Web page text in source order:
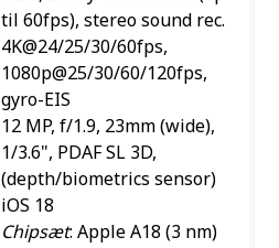
til 60fps), stereo sound rec.
4K@24/25/30/60fps,
1080p@25/30/60/120fps,
gyro-EIS
12 MP, f/1.9, 23mm (wide),
1/3.6", PDAFSL 3D,
(depth/biometrics sensor)
iOS 18
Chipsæt: Apple A18 (3 nm)